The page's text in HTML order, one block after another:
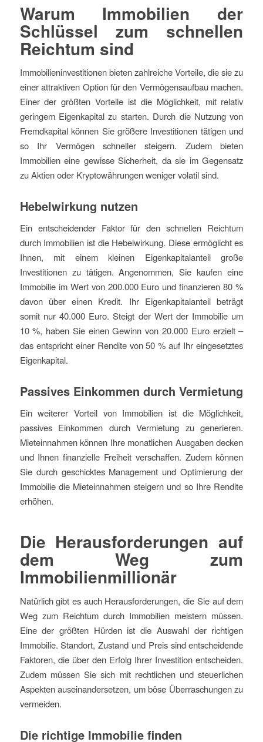
Warum Immobilien der
Schlüssel zum schnellen
Reichtum sind
Immobilieninvestitionen bieten zahlreiche Vorteile, die sie zu
einer attraktiven Option für den Vermögensaufbau machen.
Einer der größten Vorteile ist die Möglichkeit, mit relativ
geringem Eigenkapital zu starten. Durch die Nutzung von
Fremdkapital können Sie größere Investitionen tätigen und
so Ihr Vermögen schneller steigern. Zudem bieten
Immobilien eine gewisse Sicherheit, da sie im Gegensatz
zu Aktien oder Kryptowährungen weniger volatil sind.
Hebelwirkung nutzen
Ein entscheidender Faktor für den schnellen Reichtum
durch Immobilien ist die Hebelwirkung. Diese ermöglicht es
Ihnen, mit einem kleinen Eigenkapitalanteil große
Investitionen zu tätigen. Angenommen, Sie kaufen eine
Immobilie im Wert von 200.000 Euro und finanzieren 80 %
davon über einen Kredit. Ihr Eigenkapitalanteil beträgt
somit nur 40.000 Euro. Steigt der Wert der Immobilie um
10 %, haben Sie einen Gewinn von 20.000 Euro erzielt –
das entspricht einer Rendite von 50 % auf Ihr eingesetztes
Eigenkapital.
Passives Einkommen durch Vermietung
Ein weiterer Vorteil von Immobilien ist die Möglichkeit,
passives Einkommen durch Vermietung zu generieren.
Mieteinnahmen können Ihre monatlichen Ausgaben decken
und Ihnen finanzielle Freiheit verschaffen. Zudem können
Sie durch geschicktes Management und Optimierung der
Immobilie die Mieteinnahmen steigern und so Ihre Rendite
erhöhen.
Die Herausforderungen auf
dem Weg zum
Immobilienmillionär
Natürlich gibt es auch Herausforderungen, die Sie auf dem
Weg zum Reichtum durch Immobilien meistern müssen.
Eine der größten Hürden ist die Auswahl der richtigen
Immobilie. Standort, Zustand und Preis sind entscheidende
Faktoren, die über den Erfolg Ihrer Investition entscheiden.
Zudem müssen Sie sich mit rechtlichen und steuerlichen
Aspekten auseinandersetzen, um böse Überraschungen zu
vermeiden.
Die richtige Immobilie finden